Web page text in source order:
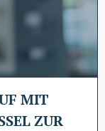
MIT
ZUR